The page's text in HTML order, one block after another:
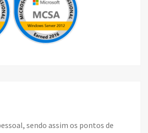
sendo assim os pontos de